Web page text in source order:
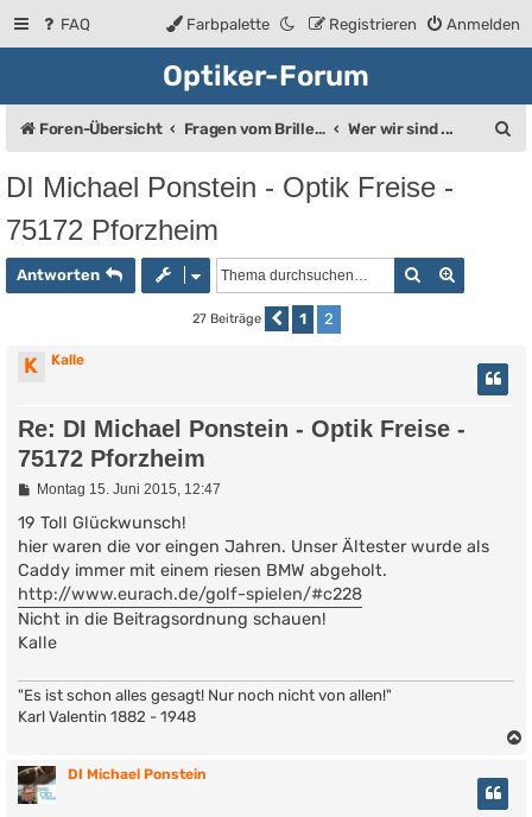
FAQ Anmelden
Registrieren
Farbpalette
Optiker-Forum
Foren-Übersicht Fragen vom Brillenträger an den Augenoptiker Wer wir sind ...
DI Michael Ponstein - Optik Freise -
75172 Pforzheim
Antworten Suche
27 Beiträge Vorherige
1 2
K Kalle
Re: DI Michael Ponstein - Optik Freise -
75172 Pforzheim
B
i
t
r
a
g
Montag 15. Juni 2015, 12:47
19 Toll Glückwunsch!
hier waren die vor eingen Jahren. Unser Ältester wurde als
Caddy immer mit einem riesen BMW abgeholt.
http://www.eurach.de/golf-spielen/#c228
Nicht in die Beitragsordnung schauen!
Kalle
"Es ist schon alles gesagt! Nur noch nicht von allen!"
Karl Valentin 1882 - 1948
DI Michael Ponstein